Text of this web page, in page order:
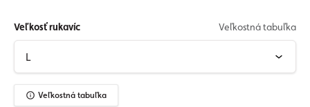
Veľkosť rukavíc Veľkostná tabuľka
Veľkostná tabuľka